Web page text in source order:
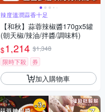
辣度溫潤蒜香十足
【和秋】蒜蓉辣椒醬170gx5罐
(朝天椒/辣油/拌醬/調味料)
$1,214 $1,348
限時下殺
券
加入購物車